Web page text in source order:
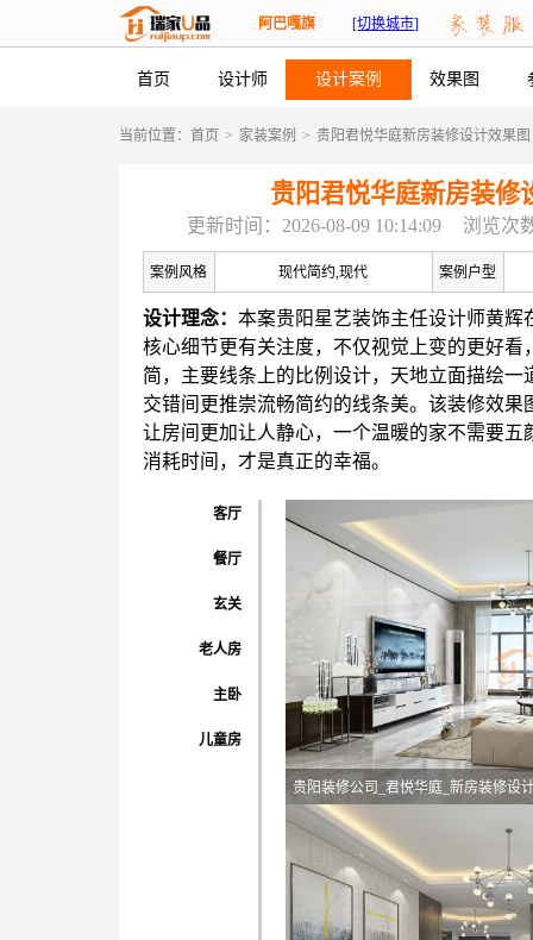
阿巴嘎旗 [切换城市]
首页 设计师 设计案例 效果图
当前位置： 首页 > 家装案例 > 贵阳君悦华庭新房装修设计效果图
贵阳君悦华庭新房装修
更新时间：2026-08-09 10:14:09 浏览次
案例风格 现代简约,现代 案例户型
设计理念： 本案贵阳星艺装饰主任设计师黄辉
核心细节更有关注度，不仅视觉上变的更好看
简，主要线条上的比例设计，天地立面描绘一
交错间更推崇流畅简约的线条美。该装修效果
让房间更加让人静心，一个温暖的家不需要五
消耗时间，才是真正的幸福。
客厅
餐厅
玄关
老人房
主卧
儿童房
贵阳装修公司_君悦华庭_新房装修设